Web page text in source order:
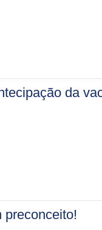
da
preconceito!